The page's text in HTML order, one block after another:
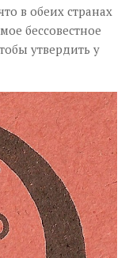
в обеих странах
бессовестное
утвердить у